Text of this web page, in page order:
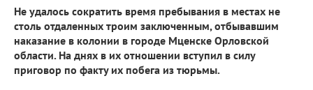
Не удалось сократить время пребывания в местах не
столь отдаленных троим заключенным, отбывавшим
наказание в колонии в городе Мценске Орловской
области. На днях в их отношении вступил в силу
приговор по факту их побега из тюрьмы.